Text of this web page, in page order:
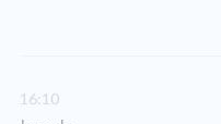
16:10